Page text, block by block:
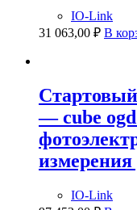
IO-Link
31 063,00 ₽ В
— cube
измерения
IO-Link